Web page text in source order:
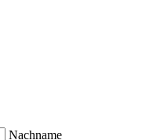
Nachname